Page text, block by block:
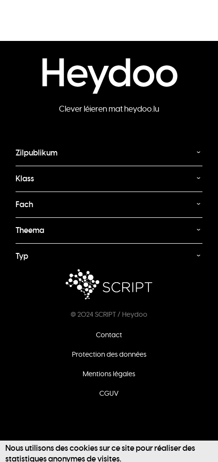
Clever léieren mat heydoo.lu
Zilpublikum
Klass
Fach
Theema
Typ
@ 2024 SCRIPT / Heydoo
Contact
Protection des données
Mentions légales
CGUV
Nous utilisons des cookies sur ce site pour réaliser des
statistiques anonymes de visites.